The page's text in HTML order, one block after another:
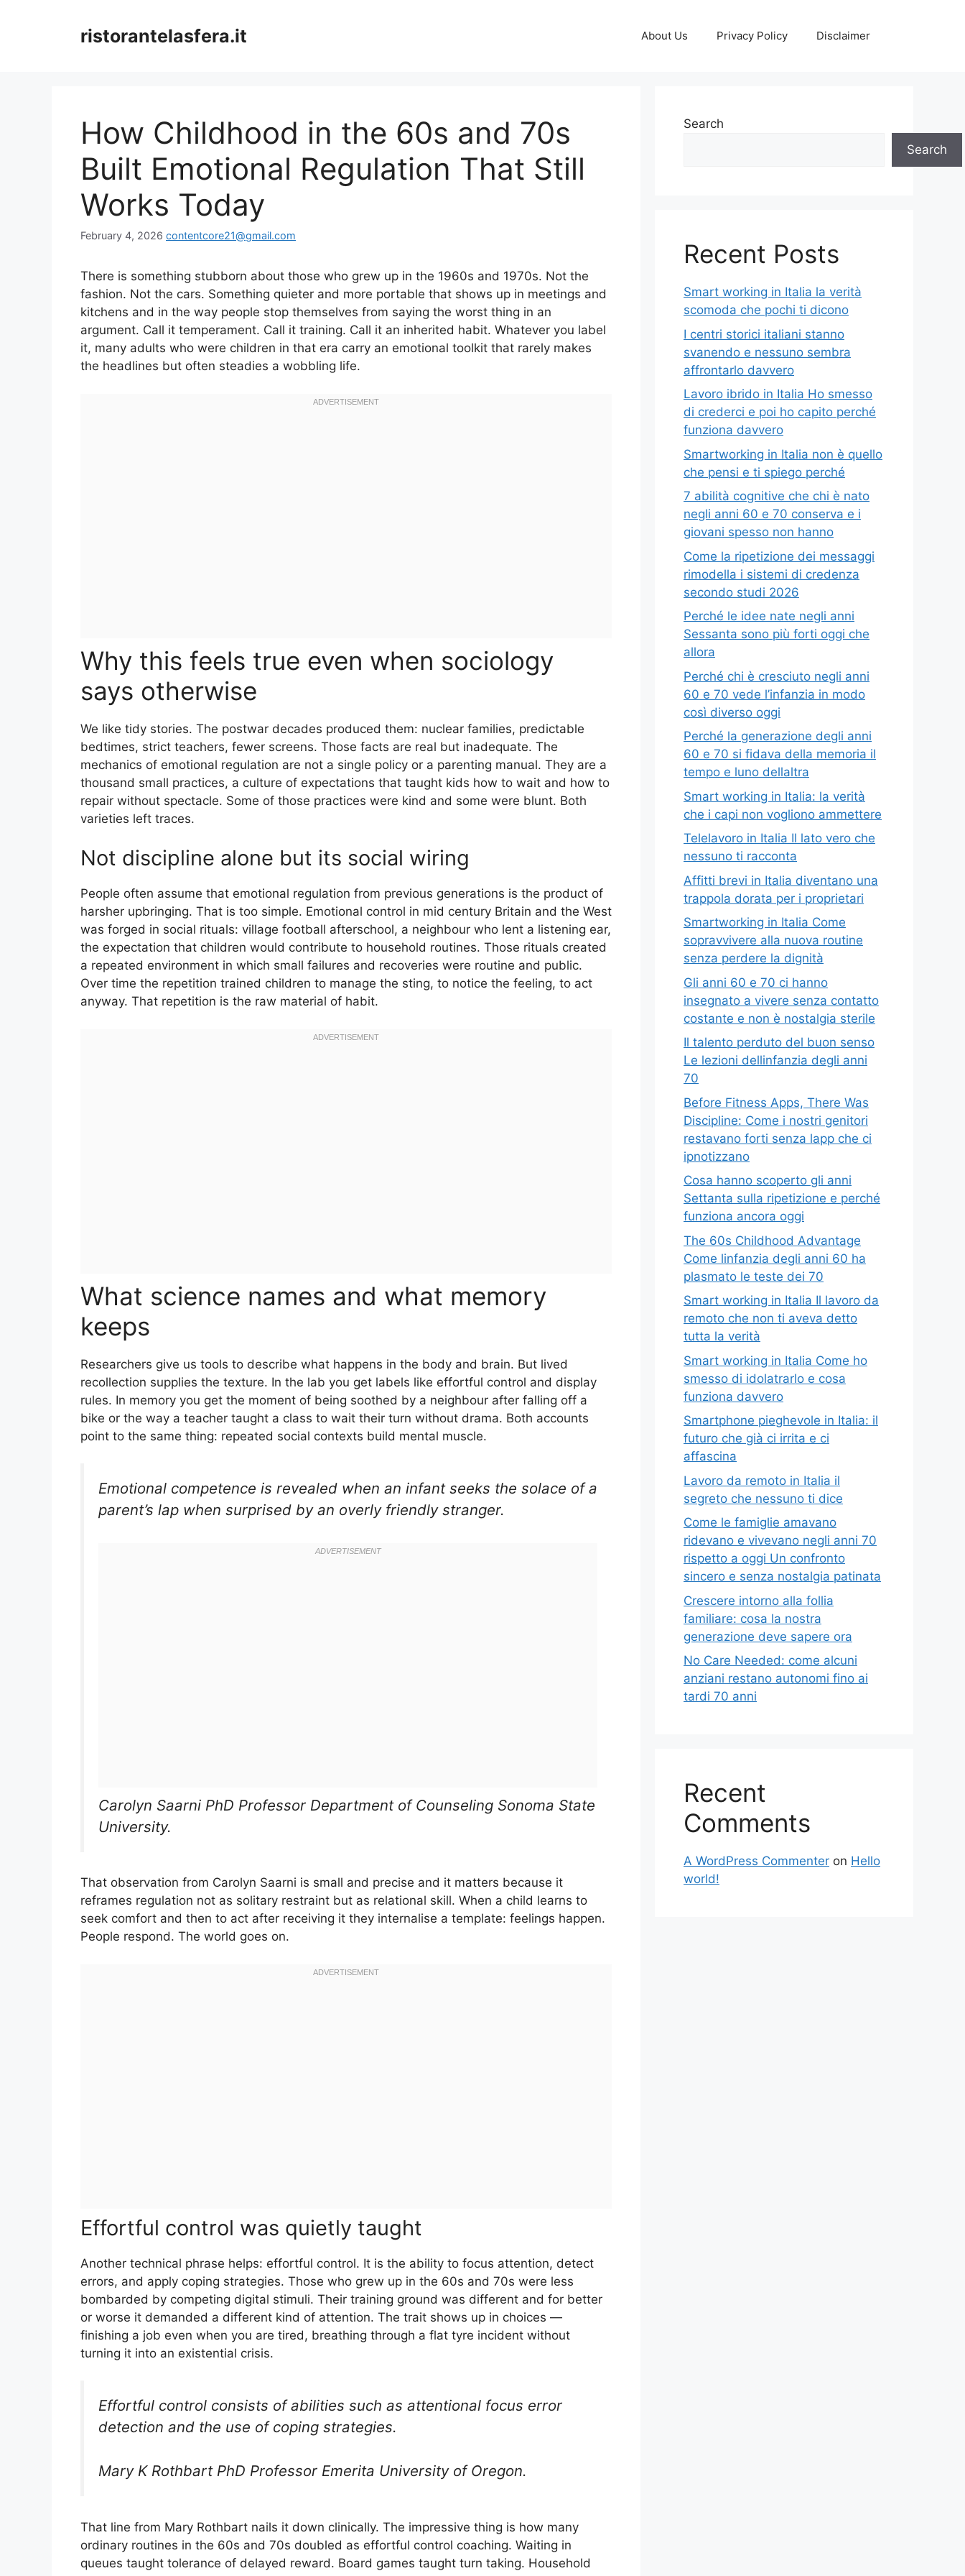
ristorantelasfera.it About Us Privacy Policy Disclaimer
How Childhood in the 60s and 70s
Built Emotional Regulation That Still
Works Today
February 4, 2026 contentcore21@gmail.com
There is something stubborn about those who grew up in the 1960s and 1970s. Not the
fashion. Not the cars. Something quieter and more portable that shows up in meetings and
kitchens and in the way people stop themselves from saying the worst thing in an
argument. Call it temperament. Call it training. Call it an inherited habit. Whatever you label
it, many adults who were children in that era carry an emotional toolkit that rarely makes
the headlines but often steadies a wobbling life.
Why this feels true even when sociology
says otherwise
We like tidy stories. The postwar decades produced them: nuclear families, predictable
bedtimes, strict teachers, fewer screens. Those facts are real but inadequate. The
mechanics of emotional regulation are not a single policy or a parenting manual. They are a
thousand small practices, a culture of expectations that taught kids how to wait and how to
repair without spectacle. Some of those practices were kind and some were blunt. Both
varieties left traces.
Not discipline alone but its social wiring
People often assume that emotional regulation from previous generations is the product of
harsher upbringing. That is too simple. Emotional control in mid century Britain and the West
was forged in social rituals: village football afterschool, a neighbour who lent a listening ear,
the expectation that children would contribute to household routines. Those rituals created
a repeated environment in which small failures and recoveries were routine and public.
Over time the repetition trained children to manage the sting, to notice the feeling, to act
anyway. That repetition is the raw material of habit.
What science names and what memory
keeps
Researchers give us tools to describe what happens in the body and brain. But lived
recollection supplies the texture. In the lab you get labels like effortful control and display
rules. In memory you get the moment of being soothed by a neighbour after falling off a
bike or the way a teacher taught a class to wait their turn without drama. Both accounts
point to the same thing: repeated social contexts build mental muscle.
Emotional competence is revealed when an infant seeks the solace of a
parent’s lap when surprised by an overly friendly stranger.
Carolyn Saarni PhD Professor Department of Counseling Sonoma State
University.
That observation from Carolyn Saarni is small and precise and it matters because it
reframes regulation not as solitary restraint but as relational skill. When a child learns to
seek comfort and then to act after receiving it they internalise a template: feelings happen.
People respond. The world goes on.
Effortful control was quietly taught
Another technical phrase helps: effortful control. It is the ability to focus attention, detect
errors, and apply coping strategies. Those who grew up in the 60s and 70s were less
bombarded by competing digital stimuli. Their training ground was different and for better
or worse it demanded a different kind of attention. The trait shows up in choices —
finishing a job even when you are tired, breathing through a flat tyre incident without
turning it into an existential crisis.
Effortful control consists of abilities such as attentional focus error
detection and the use of coping strategies.
Mary K Rothbart PhD Professor Emerita University of Oregon.
That line from Mary Rothbart nails it down clinically. The impressive thing is how many
ordinary routines in the 60s and 70s doubled as effortful control coaching. Waiting in
queues taught tolerance of delayed reward. Board games taught turn taking. Household
Search
Search
Recent Posts
Smart working in Italia la verità
scomoda che pochi ti dicono
I centri storici italiani stanno
svanendo e nessuno sembra
affrontarlo davvero
Lavoro ibrido in Italia Ho smesso
di crederci e poi ho capito perché
funziona davvero
Smartworking in Italia non è quello
che pensi e ti spiego perché
7 abilità cognitive che chi è nato
negli anni 60 e 70 conserva e i
giovani spesso non hanno
Come la ripetizione dei messaggi
rimodella i sistemi di credenza
secondo studi 2026
Perché le idee nate negli anni
Sessanta sono più forti oggi che
allora
Perché chi è cresciuto negli anni
60 e 70 vede l’infanzia in modo
così diverso oggi
Perché la generazione degli anni
60 e 70 si fidava della memoria il
tempo e luno dellaltra
Smart working in Italia: la verità
che i capi non vogliono ammettere
Telelavoro in Italia Il lato vero che
nessuno ti racconta
Affitti brevi in Italia diventano una
trappola dorata per i proprietari
Smartworking in Italia Come
sopravvivere alla nuova routine
senza perdere la dignità
Gli anni 60 e 70 ci hanno
insegnato a vivere senza contatto
costante e non è nostalgia sterile
Il talento perduto del buon senso
Le lezioni dellinfanzia degli anni
70
Before Fitness Apps, There Was
Discipline: Come i nostri genitori
restavano forti senza lapp che ci
ipnotizzano
Cosa hanno scoperto gli anni
Settanta sulla ripetizione e perché
funziona ancora oggi
The 60s Childhood Advantage
Come linfanzia degli anni 60 ha
plasmato le teste dei 70
Smart working in Italia Il lavoro da
remoto che non ti aveva detto
tutta la verità
Smart working in Italia Come ho
smesso di idolatrarlo e cosa
funziona davvero
Smartphone pieghevole in Italia: il
futuro che già ci irrita e ci
affascina
Lavoro da remoto in Italia il
segreto che nessuno ti dice
Come le famiglie amavano
ridevano e vivevano negli anni 70
rispetto a oggi Un confronto
sincero e senza nostalgia patinata
Crescere intorno alla follia
familiare: cosa la nostra
generazione deve sapere ora
No Care Needed: come alcuni
anziani restano autonomi fino ai
tardi 70 anni
Recent
Comments
A WordPress Commenter on Hello
world!